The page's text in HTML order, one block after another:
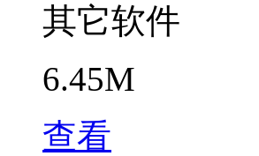
其它软件
6.45M
查看